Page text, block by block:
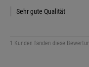
Sehr gute Qualität
1 Kunden fanden diese